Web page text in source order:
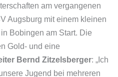
am vergangenen
Augsburg mit einem kleinen
Bobingen am Start. Die
Gold- und eine
Bernd Zitzelsberger: „Ich
Jugend bei mehreren